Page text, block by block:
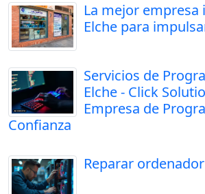
La mejor
Elche para
Servicios de
Elche - Click
Empresa de
Confianza
Reparar